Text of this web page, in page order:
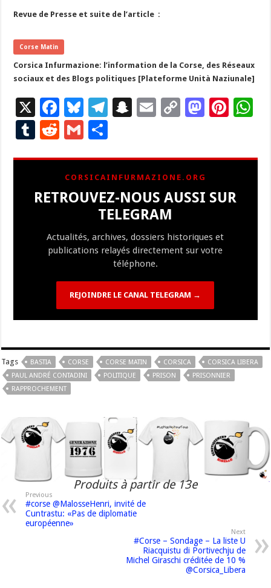
Revue de Presse et suite de l’article :
Corse Matin
Corsica Infurmazione: l’information de la Corse, des Réseaux
sociaux et des Blogs politiques [Plateforme Unità Naziunale]
X
F
ac
e
b
o
o
Bl
u
es
ky
T
gr
a
m
S
p
c
h
at
E
l
C
y
Li
n
M
d
n
Pi
es
T
bl
r
R
d
di
t
G
ai
l
ta
g
er
CORSICAINFURMAZIONE.ORG
RETROUVEZ-NOUS AUSSI SUR
TELEGRAM
Actualités, archives, dossiers historiques et
publications relayés directement sur votre
téléphone.
REJOINDRE LE CANAL TELEGRAM →
Tags BASTIA CORSE CORSE MATIN CORSICA
CORSICA LIBERA
PAUL ANDRÉ CONTADINI
POLITIQUE PRISON
PRISONNIER
RAPPROCHEMENT
Produits à partir de 13e
Previous
#corse @MalosseHenri, invité de
Cuntrastu: «Pas de diplomatie
européenne»
Next
#Corse – Sondage – La liste U
Riacquistu di Portivechju de
Michel Giraschi créditée de 10 %
@Corsica_Libera